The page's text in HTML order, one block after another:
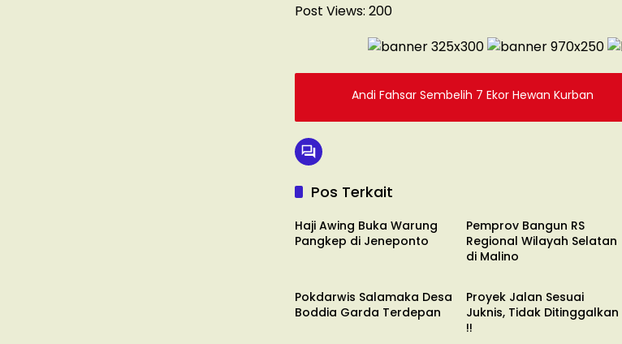
Post Views: 200
Andi Fahsar Sembelih 7 Ekor Hewan Kurban
Pos Terkait
DAERAH
Haji Awing Buka Warung
Pangkep di Jeneponto
Pemprov Bangun RS
Regional Wilayah Selatan
di Malino
Pokdarwis Salamaka Desa
Boddia Garda Terdepan
DAERAH
Proyek Jalan Sesuai
Juknis, Tidak Ditinggalkan
!!